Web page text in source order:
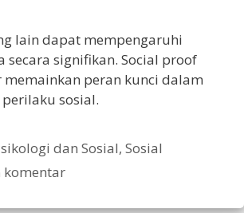
lain dapat mempengaruhi
secara signifikan. Social proof
memainkan peran kunci dalam
sosial.
dan Sosial,Sosial
komentar